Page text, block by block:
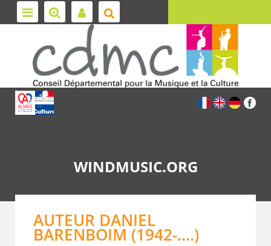
WINDMUSIC.ORG
AUTEUR DANIEL
BARENBOIM (1942-....)